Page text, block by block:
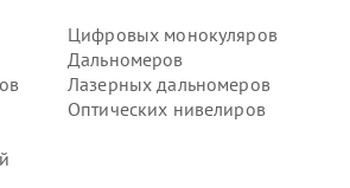
Цифровых монокуляров
Дальномеров
Лазерных дальномеров
Оптических нивелиров
дальномера
дальномера
дальномера
дальномера